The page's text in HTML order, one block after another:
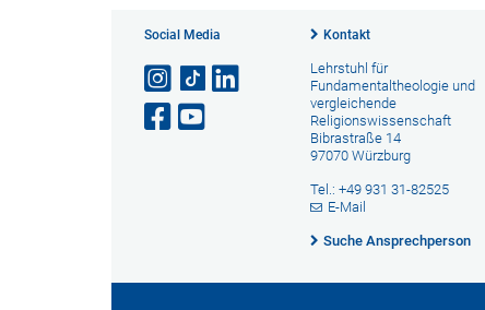
Social Media Kontakt
Lehrstuhl für
Fundamentaltheologie und
vergleichende
Religionswissenschaft
Bibrastraße 14
97070 Würzburg
Tel.: +49 931 31-82525
E-Mail
Suche Ansprechperson